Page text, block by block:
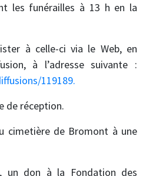
les funérailles à 13 h en la
à celle-ci via le Web, en
à l’adresse suivante :
119189.
de réception.
cimetière de Bromont à une
un don à la Fondation des